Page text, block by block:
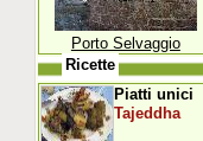
Porto Selvaggio
Ricette
Piatti unici
Tajeddha